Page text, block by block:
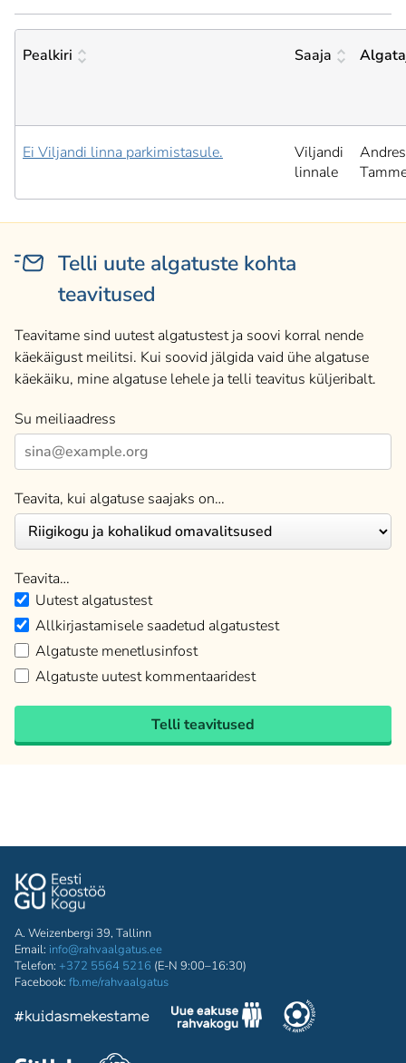
Pealkiri Saaja
Ei Viljandi linna parkimistasule.
Viljandi
linnale
Andres
Telli uute algatuste kohta
teavitused
Teavitame sind uutest algatustest ja soovi korral nende
käekäigust meilitsi. Kui soovid jälgida vaid ühe algatuse
käekäiku, mine algatuse lehele ja telli teavitus küljeribalt.
Su meiliaadress
Teavita, kui algatuse saajaks on…
Teavita…
Uutest algatustest
Allkirjastamisele saadetud algatustest
Algatuste menetlusinfost
Algatuste uutest kommentaaridest
Telli teavitused
A. Weizenbergi 39, Tallinn
Email: info@rahvaalgatus.ee
Telefon: +372 5564 5216 (E-N 9:00–16:30)
Facebook: fb.me/rahvaalgatus